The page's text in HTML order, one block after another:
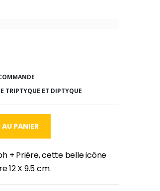
TRIPTYQUE ET DIPTYQUE
PANIER
+ Prière, cette belle icône
12 X 9.5 cm.